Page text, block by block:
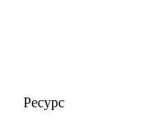
Ресурс